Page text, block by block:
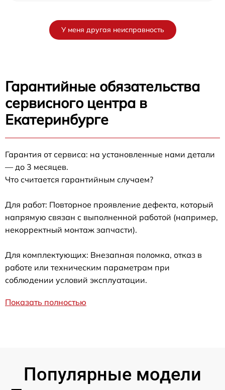
У меня другая неисправность
Гарантийные обязательства
сервисного центра в
Екатеринбурге
Гарантия от сервиса: на установленные нами детали
— до 3 месяцев.
Что считается гарантийным случаем?
Для работ: Повторное проявление дефекта, который
напрямую связан с выполненной работой (например,
некорректный монтаж запчасти).
Для комплектующих: Внезапная поломка, отказ в
работе или техническим параметрам при
соблюдении условий эксплуатации.
Показать полностью
Популярные модели